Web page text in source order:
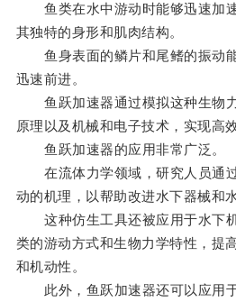
鱼类在水中游动时能够迅速加
其独特的身形和肌肉结构。
鱼身表面的鳞片和尾鳍的振动
迅速前进。
鱼跃加速器通过模拟这种生物
原理以及机械和电子技术，实现高
鱼跃加速器的应用非常广泛。
在流体力学领域，研究人员通
动的机理，以帮助改进水下器械和
这种仿生工具还被应用于水下机
类的游动方式和生物力学特性，提
和机动性。
此外，鱼跃加速器还可以应用